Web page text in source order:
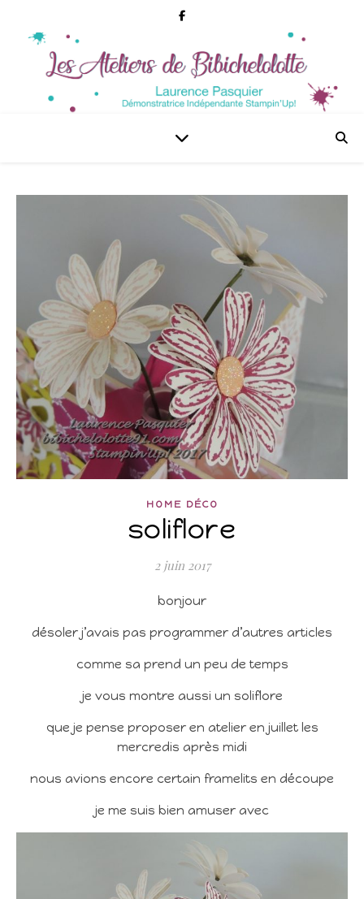
HOME DÉCO
soliflore
2 juin 2017
bonjour
désoler j’avais pas programmer d’autres articles
comme sa prend un peu de temps
je vous montre aussi un soliflore
que je pense proposer en atelier en juillet les
mercredis après midi
nous avions encore certain framelits en découpe
je me suis bien amuser avec